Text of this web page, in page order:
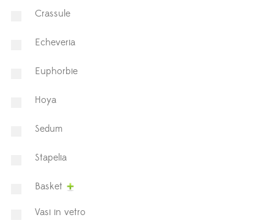
⁠Crassule
Echeveria
Euphorbie
Hoya
⁠Sedum
Stapelia
Basket
Vasi in vetro